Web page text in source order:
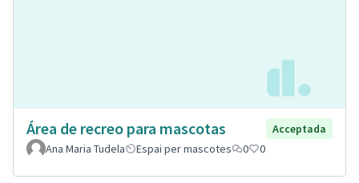
Área de recreo para mascotas
Acceptada
Ana Maria Tudela
Espai per mascotes 0 0